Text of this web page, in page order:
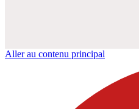
Aller au contenu principal